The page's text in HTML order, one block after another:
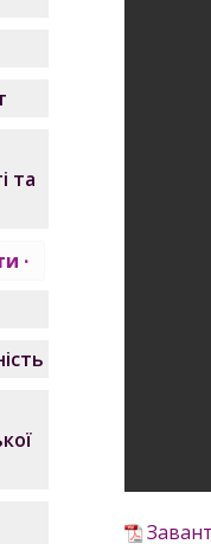
та